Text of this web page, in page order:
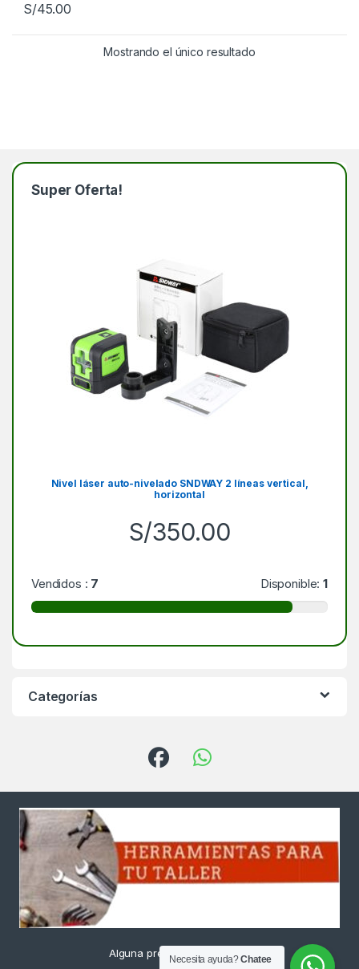
S/45.00
Mostrando el único resultado
Super Oferta!
Nivel láser auto-nivelado SNDWAY 2 líneas vertical,
horizontal
S/350.00
Vendidos : 7 Disponible:1
Categorías
Alguna pregunta ? Llámanos
Necesita ayuda?Chatee